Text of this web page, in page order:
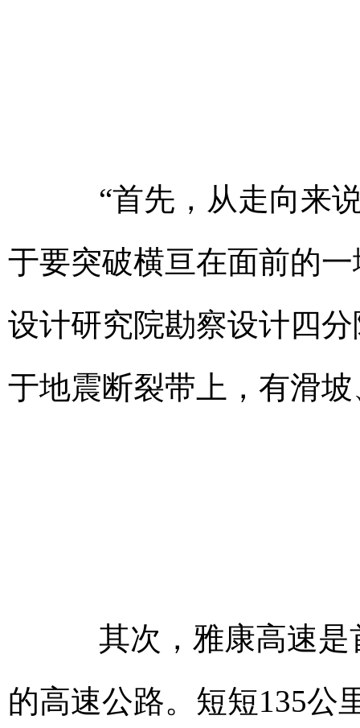
“首先，从走向来说
于要突破横亘在面前的
设计研究院勘察设计四
于地震断裂带上，有滑
其次，雅康高速是
的高速公路。短短135公